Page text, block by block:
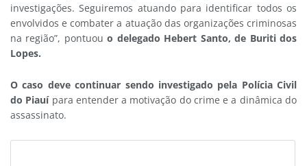
investigações. Seguiremos atuando para identificar todos os
envolvidos e combater a atuação das organizações criminosas
na região”, pontuou o delegado Hebert Santo, de Buriti dos
Lopes.
O caso deve continuar sendo investigado pela Polícia Civil
do Piauí para entender a motivação do crime e a dinâmica do
assassinato.